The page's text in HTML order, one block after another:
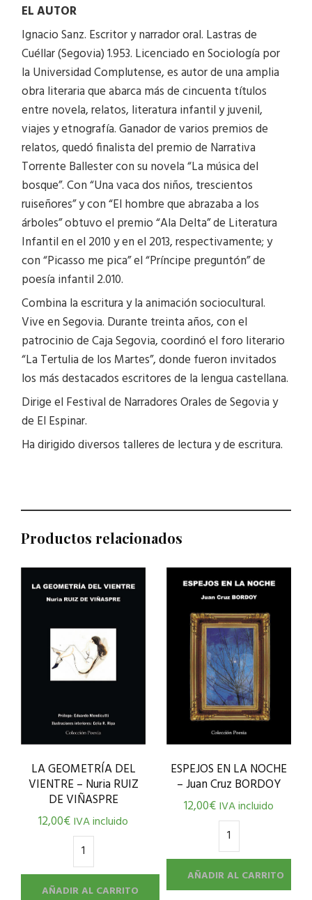
EL AUTOR
Ignacio Sanz. Escritor y narrador oral. Lastras de
Cuéllar (Segovia) 1.953. Licenciado en Sociología por
la Universidad Complutense, es autor de una amplia
obra literaria que abarca más de cincuenta títulos
entre novela, relatos, literatura infantil y juvenil,
viajes y etnografía. Ganador de varios premios de
relatos, quedó finalista del premio de Narrativa
Torrente Ballester con su novela “La música del
bosque”. Con “Una vaca dos niños, trescientos
ruiseñores” y con “El hombre que abrazaba a los
árboles” obtuvo el premio “Ala Delta” de Literatura
Infantil en el 2010 y en el 2013, respectivamente; y
con “Picasso me pica” el “Príncipe preguntón” de
poesía infantil 2.010.
Combina la escritura y la animación sociocultural.
Vive en Segovia. Durante treinta años, con el
patrocinio de Caja Segovia, coordinó el foro literario
“La Tertulia de los Martes”, donde fueron invitados
los más destacados escritores de la lengua castellana.
Dirige el Festival de Narradores Orales de Segovia y
de El Espinar.
Ha dirigido diversos talleres de lectura y de escritura.
Productos relacionados
LA GEOMETRÍA DEL
VIENTRE – Nuria RUIZ
DE VIÑASPRE
12,00€IVA incluido
AÑADIR AL CARRITO
ESPEJOS EN LA NOCHE
– Juan Cruz BORDOY
12,00€IVA incluido
AÑADIR AL CARRITO